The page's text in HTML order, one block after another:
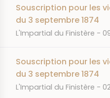
Souscription pour les
du 3 septembre 1874
JOURNAL
L'Impartial du Finistère
Souscription pour les
du 3 septembre 1874
JOURNAL
L'Impartial du Finistère